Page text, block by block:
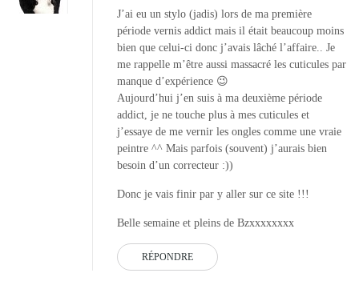
J’ai eu un stylo (jadis) lors de ma première
période vernis addict mais il était beaucoup moins
bien que celui-ci donc j’avais lâché l’affaire.. Je
me rappelle m’être aussi massacré les cuticules par
manque d’expérience 😉
Aujourd’hui j’en suis à ma deuxième période
addict, je ne touche plus à mes cuticules et
j’essaye de me vernir les ongles comme une vraie
peintre ^^ Mais parfois (souvent) j’aurais bien
besoin d’un correcteur :))
Donc je vais finir par y aller sur ce site !!!
Belle semaine et pleins de Bzxxxxxxxx
RÉPONDRE